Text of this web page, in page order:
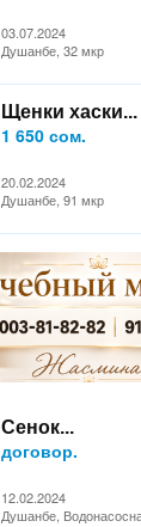
03.07.2024
Душанбе, 32 мкр
Щенки хаски...
1 650 сом.
20.02.2024
Душанбе, 91 мкр
Сенок...
договор.
12.02.2024
Душанбе,